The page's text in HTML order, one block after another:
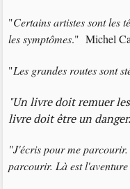
"Certains artistes sont les
les symptômes." Michel
"Les grandes routes sont
"Un livre doit remuer
livre doit être un
"J'écris pour me
parcourir. Là est